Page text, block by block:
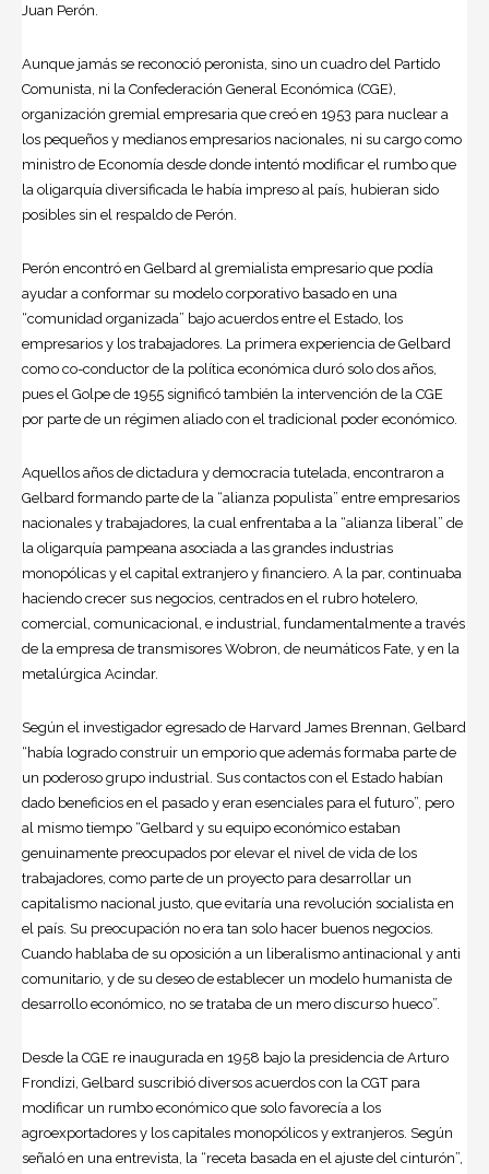
Juan Perón.
Aunque jamás se reconoció peronista, sino un cuadro del Partido
Comunista, ni la Confederación General Económica (CGE),
organización gremial empresaria que creó en 1953 para nuclear a
los pequeños y medianos empresarios nacionales, ni su cargo como
ministro de Economía desde donde intentó modificar el rumbo que
la oligarquía diversificada le había impreso al país, hubieran sido
posibles sin el respaldo de Perón.
Perón encontró en Gelbard al gremialista empresario que podía
ayudar a conformar su modelo corporativo basado en una
“comunidad organizada” bajo acuerdos entre el Estado, los
empresarios y los trabajadores. La primera experiencia de Gelbard
como co-conductor de la política económica duró solo dos años,
pues el Golpe de 1955 significó también la intervención de la CGE
por parte de un régimen aliado con el tradicional poder económico.
Aquellos años de dictadura y democracia tutelada, encontraron a
Gelbard formando parte de la “alianza populista” entre empresarios
nacionales y trabajadores, la cual enfrentaba a la “alianza liberal” de
la oligarquía pampeana asociada a las grandes industrias
monopólicas y el capital extranjero y financiero. A la par, continuaba
haciendo crecer sus negocios, centrados en el rubro hotelero,
comercial, comunicacional, e industrial, fundamentalmente a través
de la empresa de transmisores Wobron, de neumáticos Fate, y en la
metalúrgica Acindar.
Según el investigador egresado de Harvard James Brennan, Gelbard
“había logrado construir un emporio que además formaba parte de
un poderoso grupo industrial. Sus contactos con el Estado habían
dado beneficios en el pasado y eran esenciales para el futuro”, pero
al mismo tiempo “Gelbard y su equipo económico estaban
genuinamente preocupados por elevar el nivel de vida de los
trabajadores, como parte de un proyecto para desarrollar un
capitalismo nacional justo, que evitaría una revolución socialista en
el país. Su preocupación no era tan solo hacer buenos negocios.
Cuando hablaba de su oposición a un liberalismo antinacional y anti
comunitario, y de su deseo de establecer un modelo humanista de
desarrollo económico, no se trataba de un mero discurso hueco”.
Desde la CGE re inaugurada en 1958 bajo la presidencia de Arturo
Frondizi, Gelbard suscribió diversos acuerdos con la CGT para
modificar un rumbo económico que solo favorecía a los
agroexportadores y los capitales monopólicos y extranjeros. Según
señaló en una entrevista, la “receta basada en el ajuste del cinturón”,